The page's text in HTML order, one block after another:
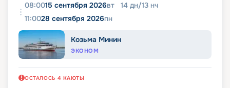
08:0015 сентября 2026вт 14 дн/13 нч
11:0028 сентября 2026пн
Козьма Минин
ЭКОНОМ
ОСТАЛОСЬ 4 КАЮТЫ